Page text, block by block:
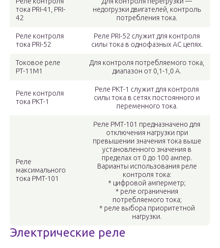
тока PRI-41, PRI-
42
недогрузки двигателей, контроль
потребления тока.
Реле контроля
тока PRI-52
Реле PRI-52 служит для контроля
силы тока в однофазных AC цепях.
Токовое реле
РТ-11М1
Для контроля потребляемого тока,
диапазон от 0,1-1,0 А.
Реле контроля
тока РКТ-1
Реле РКТ-1 служит для контроля
силы тока в сетях постоянного и
переменного тока.
Реле
максимального
тока РМТ-101
Реле РМТ-101 предназначено для
отключения нагрузки при
превышении значения тока выше
установленного значения в
пределах от 0 до 100 ампер.
Варианты использования реле
контроля тока:
* цифровой амперметр;
* реле ограничения
потребляемого тока;
* реле выбора приоритетной
нагрузки.
Электрические реле